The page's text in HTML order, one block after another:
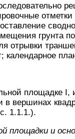
грунта
отрывки
календарное
площадке
вершинах
1.1.1.).
площадки и